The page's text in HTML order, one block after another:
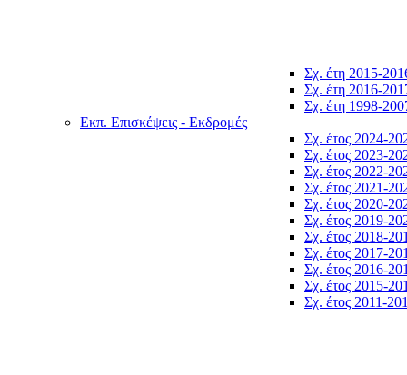
Σχ. έτη 2015-
Σχ. έτη 2016-
Σχ. έτη 1998-
Εκπ. Επισκέψεις - Εκδρομές
Σχ. έτος 2024-
Σχ. έτος 2023-
Σχ. έτος 2022-
Σχ. έτος 2021-
Σχ. έτος 2020-
Σχ. έτος 2019-
Σχ. έτος 2018-
Σχ. έτος 2017-
Σχ. έτος 2016-
Σχ. έτος 2015-
Σχ. έτος 2011-